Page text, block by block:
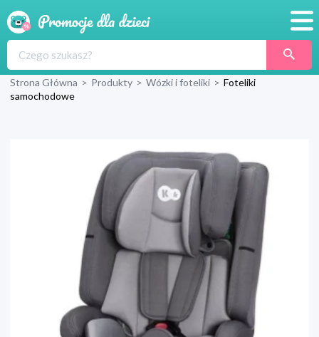
Produkty
Blog
Wyprawka
Strona Główna > Produkty > Wózki i foteliki > Foteliki
samochodowe